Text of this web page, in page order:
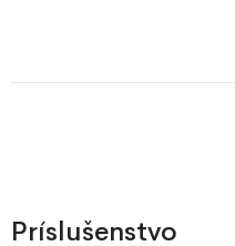
Príslušenstvo